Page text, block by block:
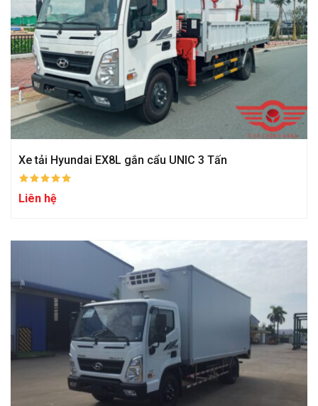
Xe tải Hyundai EX8L gắn cẩu UNIC 3 Tấn
Liên hệ